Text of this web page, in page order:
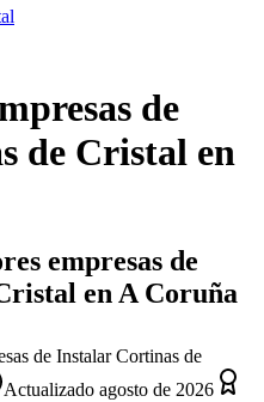
de
de Cristal en
empresas de
en A Coruña
de Instalar Cortinas de
Actualizado agosto de 2026